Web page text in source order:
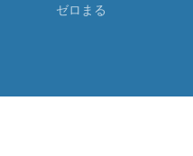
ゼロまる